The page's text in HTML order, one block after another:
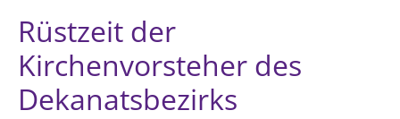
Rüstzeit der
Kirchenvorsteher des
Dekanatsbezirks